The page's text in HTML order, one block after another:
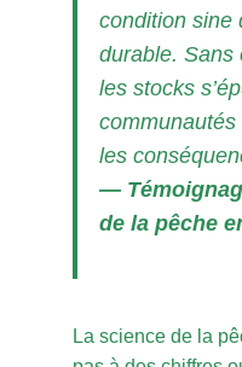
condition sine
durable. Sans
les stocks
les
—
de la pêche
La science de la